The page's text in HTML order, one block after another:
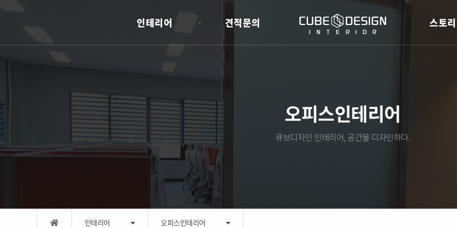
인테리어 견적문의 스토리
오피스인테리어
큐브디자인 인테리어, 공간을 디자인하다.
인테리어 오피스인테리어